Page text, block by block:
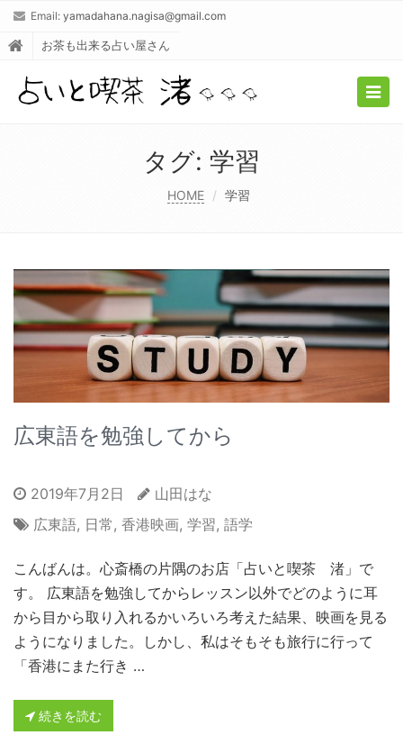
Email: yamadahana.nagisa@gmail.com
お茶も出来る占い屋さん
タグ: 学習
HOME 学習
広東語を勉強してから
2019年7月2日
山田はな
広東語, 日常, 香港映画, 学習, 語学
こんばんは。心斎橋の片隅のお店「占いと喫茶 渚」で
す。 広東語を勉強してからレッスン以外でどのように耳
から目から取り入れるかいろいろ考えた結果、映画を見る
ようになりました。しかし、私はそもそも旅行に行って
「香港にまた行き …
続きを読む